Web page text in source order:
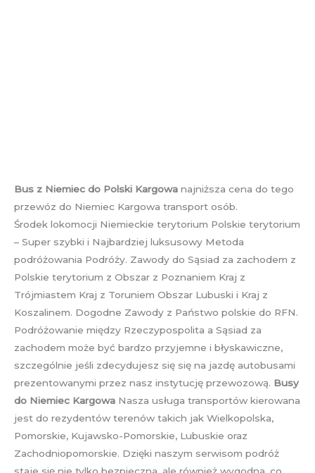
Bus z Niemiec do Polski Kargowa najniższa cena do tego
przewóz do Niemiec Kargowa transport osób.
Środek lokomocji Niemieckie terytorium Polskie terytorium
– Super szybki i Najbardziej luksusowy Metoda
podróżowania Podróży. Zawody do Sąsiad za zachodem z
Polskie terytorium z Obszar z Poznaniem Kraj z
Trójmiastem Kraj z Toruniem Obszar Lubuski i Kraj z
Koszalinem. Dogodne Zawody z Państwo polskie do RFN.
Podróżowanie między Rzeczypospolita a Sąsiad za
zachodem może być bardzo przyjemne i błyskawiczne,
szczególnie jeśli zdecydujesz się się na jazdę autobusami
prezentowanymi przez nasz instytucję przewozową. Busy
do Niemiec Kargowa Nasza usługa transportów kierowana
jest do rezydentów terenów takich jak Wielkopolska,
Pomorskie, Kujawsko-Pomorskie, Lubuskie oraz
Zachodniopomorskie. Dzięki naszym serwisom podróż